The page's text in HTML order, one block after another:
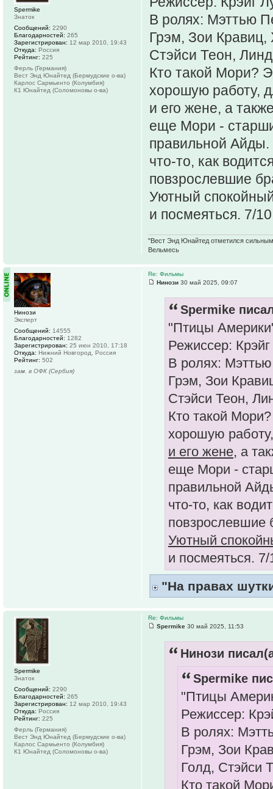
В ролях: Мэттью
Грэм, Зои
Стэйси Теон,
Кто такой Мори?
хорошую работу,
и его жене, а
еще Мори -
правильной Айды.
что-то, как
повзрослевшие
Уютный
и посмеяться. 7/
"Вест Энд Юнайтед отметился сильным
Вельмесь
Spermike
Знаток
Сообщений: 2290
Благодарностей: 265
Зарегистрирован: 12 мар 2010, 19:43
Откуда: Россия
Рейтинг: 225
Ферль (Германия)
Вест Энд Юнайтед (Бермудские о-ва)
Карлос Сармьенто (Колумбия)
К1 Юнайтед (Соломоновы о-ва)
Re: Фильмы
Нинози 30 май 2025, 09:07
Spermike
"Птицы
Режиссер: Крэйг
В ролях:
Грэм, Зои
Стэйси Теон,
Кто такой
хорошую
и его жене, а
еще Мори -
правильной
что-то, как
повзрослевшие
Уютный
и посмеяться. 7/
"На правах
Нинози
Эксперт
Сообщений: 14555
Благодарностей: 1282
Зарегистрирован: 25 июн 2010, 17:18
Откуда: Нижний Новгород, Россия
Рейтинг: 502
зам. в ОФК (Сербия)
Re: Фильмы
Spermike 30 май 2025, 11:53
Нинози
Spermike
"Птицы
Режиссер:
В ролях:
Грэм, Зои
Голд, Стэйси
Кто такой
Spermike
Знаток
Сообщений: 2290
Благодарностей: 265
Зарегистрирован: 12 мар 2010, 19:43
Откуда: Россия
Рейтинг: 225
Ферль (Германия)
Вест Энд Юнайтед (Бермудские о-ва)
Карлос Сармьенто (Колумбия)
К1 Юнайтед (Соломоновы о-ва)